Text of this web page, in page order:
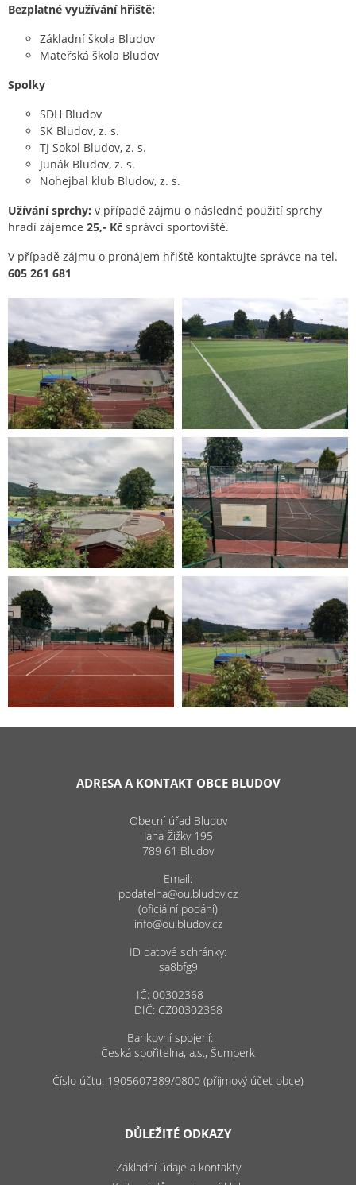
Bezplatné využívání hřiště:
Základní škola Bludov
Mateřská škola Bludov
Spolky
SDH Bludov
SK Bludov, z. s.
TJ Sokol Bludov, z. s.
Junák Bludov, z. s.
Nohejbal klub Bludov, z. s.
Užívání sprchy: v případě zájmu o následné použití sprchy
hradí zájemce 25,- Kč správci sportoviště.
V případě zájmu o pronájem hřiště kontaktujte správce na tel.
605 261 681
ADRESA A KONTAKT OBCE BLUDOV
Obecní úřad Bludov
Jana Žižky 195
789 61 Bludov
Email:
podatelna@ou.bludov.cz
(oficiální podání)
info@ou.bludov.cz
ID datové schránky:
sa8bfg9
IČ: 00302368
DIČ: CZ00302368
Bankovní spojení:
Česká spořitelna, a.s., Šumperk
Číslo účtu: 1905607389/0800 (příjmový účet obce)
DŮLEŽITÉ ODKAZY
Základní údaje a kontakty